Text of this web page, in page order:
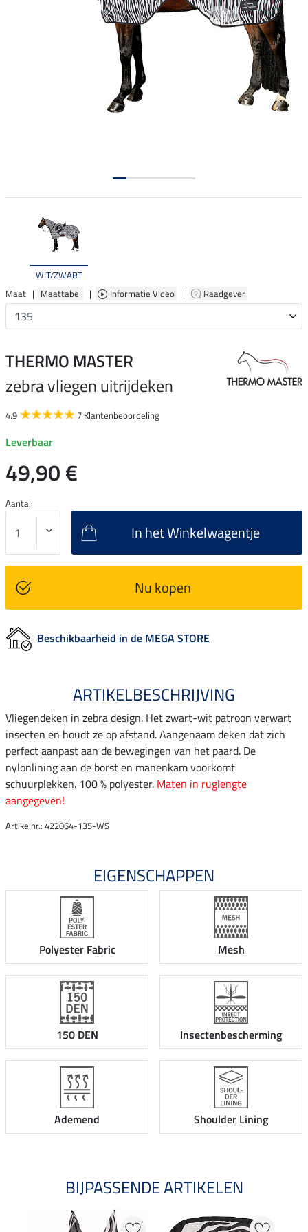
WIT/ZWART
Maat: | Maattabel | Informatie Video | Raadgever
THERMO MASTER
zebra vliegen uitrijdeken
4.9 7 Klantenbeoordeling
Leverbaar
49,90 €
Aantal:
In het Winkelwagentje
Nu kopen
Beschikbaarheid in de MEGA STORE
ARTIKELBESCHRIJVING
Vliegendeken in zebra design. Het zwart-wit patroon verwart
insecten en houdt ze op afstand. Aangenaam deken dat zich
perfect aanpast aan de bewegingen van het paard. De
nylonlining aan de borst en manenkam voorkomt
schuurplekken. 100 % polyester. Maten in ruglengte
aangegeven!
Artikelnr.: 422064-135-WS
EIGENSCHAPPEN
Polyester Fabric Mesh
150 DEN Insectenbescherming
Ademend Shoulder Lining
BIJPASSENDE ARTIKELEN